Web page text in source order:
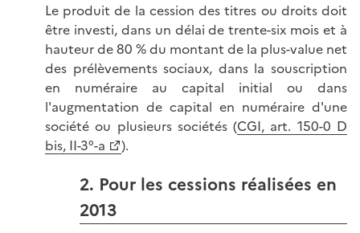
Le produit de la cession des titres ou droits doit
être investi, dans un délai de trente-six mois et à
hauteur de 80 % du montant de la plus-value net
des prélèvements sociaux, dans la souscription
en numéraire au capital initial ou dans
l'augmentation de capital en numéraire d'une
société ou plusieurs sociétés (CGI, art. 150-0 D
bis, II-3°-a
).
2. Pour les cessions réalisées en
2013